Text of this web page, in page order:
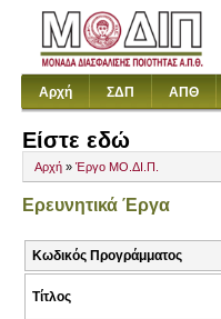
Αρχή ΣΔΠ ΑΠΘ
Είστε εδώ
Αρχή » Έργο ΜΟ.ΔΙ.Π.
Ερευνητικά Έργα
Κωδικός Προγράμματος
Τίτλος